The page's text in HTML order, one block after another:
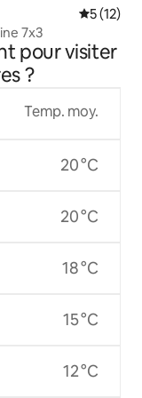
5 (12)
7x3
pour visiter
?
Temp. moy.
20 °C
20 °C
18 °C
15 °C
12 °C